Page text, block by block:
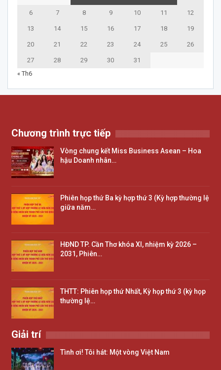
6 7 8 9 10 11 12
13 14 15 16 17 18 19
20 21 22 23 24 25 26
27 28 29 30
31
« Th6
Chương trình trực tiếp
Vòng chung kết Miss Business Asean – Hoa
hậu Doanh nhân…
Phiên họp thứ Ba kỳ hợp thứ 3 (Kỳ hợp thường lệ
giữa năm…
HĐND TP. Cần Thơ khóa XI, nhiệm kỳ 2026 –
2031, Phiên…
THTT: Phiên họp thứ Nhất, Kỳ họp thứ 3 (kỳ họp
thường lệ…
Giải trí
Tình ơi! Tôi hát: Một vòng Việt Nam